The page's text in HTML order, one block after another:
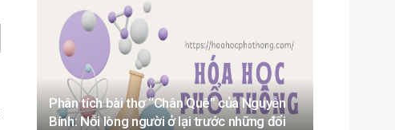
Phân tích bài thơ “Chân Quê” của Nguyễn
Bính: Nỗi lòng người ở lại trước những đổi